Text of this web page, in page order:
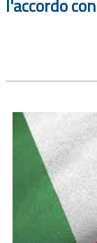
l'accordo